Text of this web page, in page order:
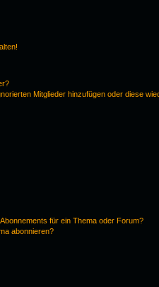
Mitglieder hinzufügen oder diese
für ein Thema oder Forum?
abonnieren?